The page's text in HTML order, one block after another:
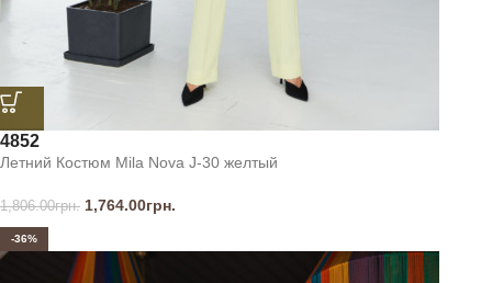
4852
Летний Костюм Mila Nova J-30 желтый
1,806.00грн. 1,764.00грн.
-36%